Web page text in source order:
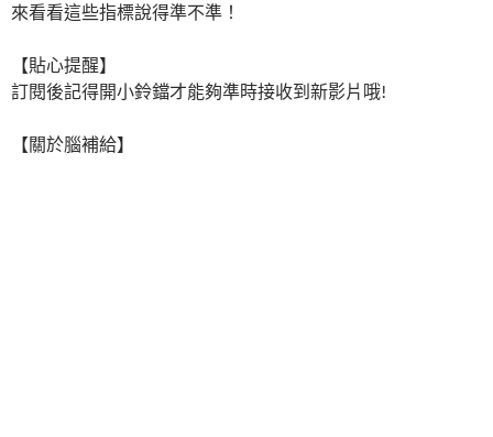
來看看這些指標說得準不準！
【貼心提醒】
訂閱後記得開小鈴鐺才能夠準時接收到新影片哦!
【關於腦補給】